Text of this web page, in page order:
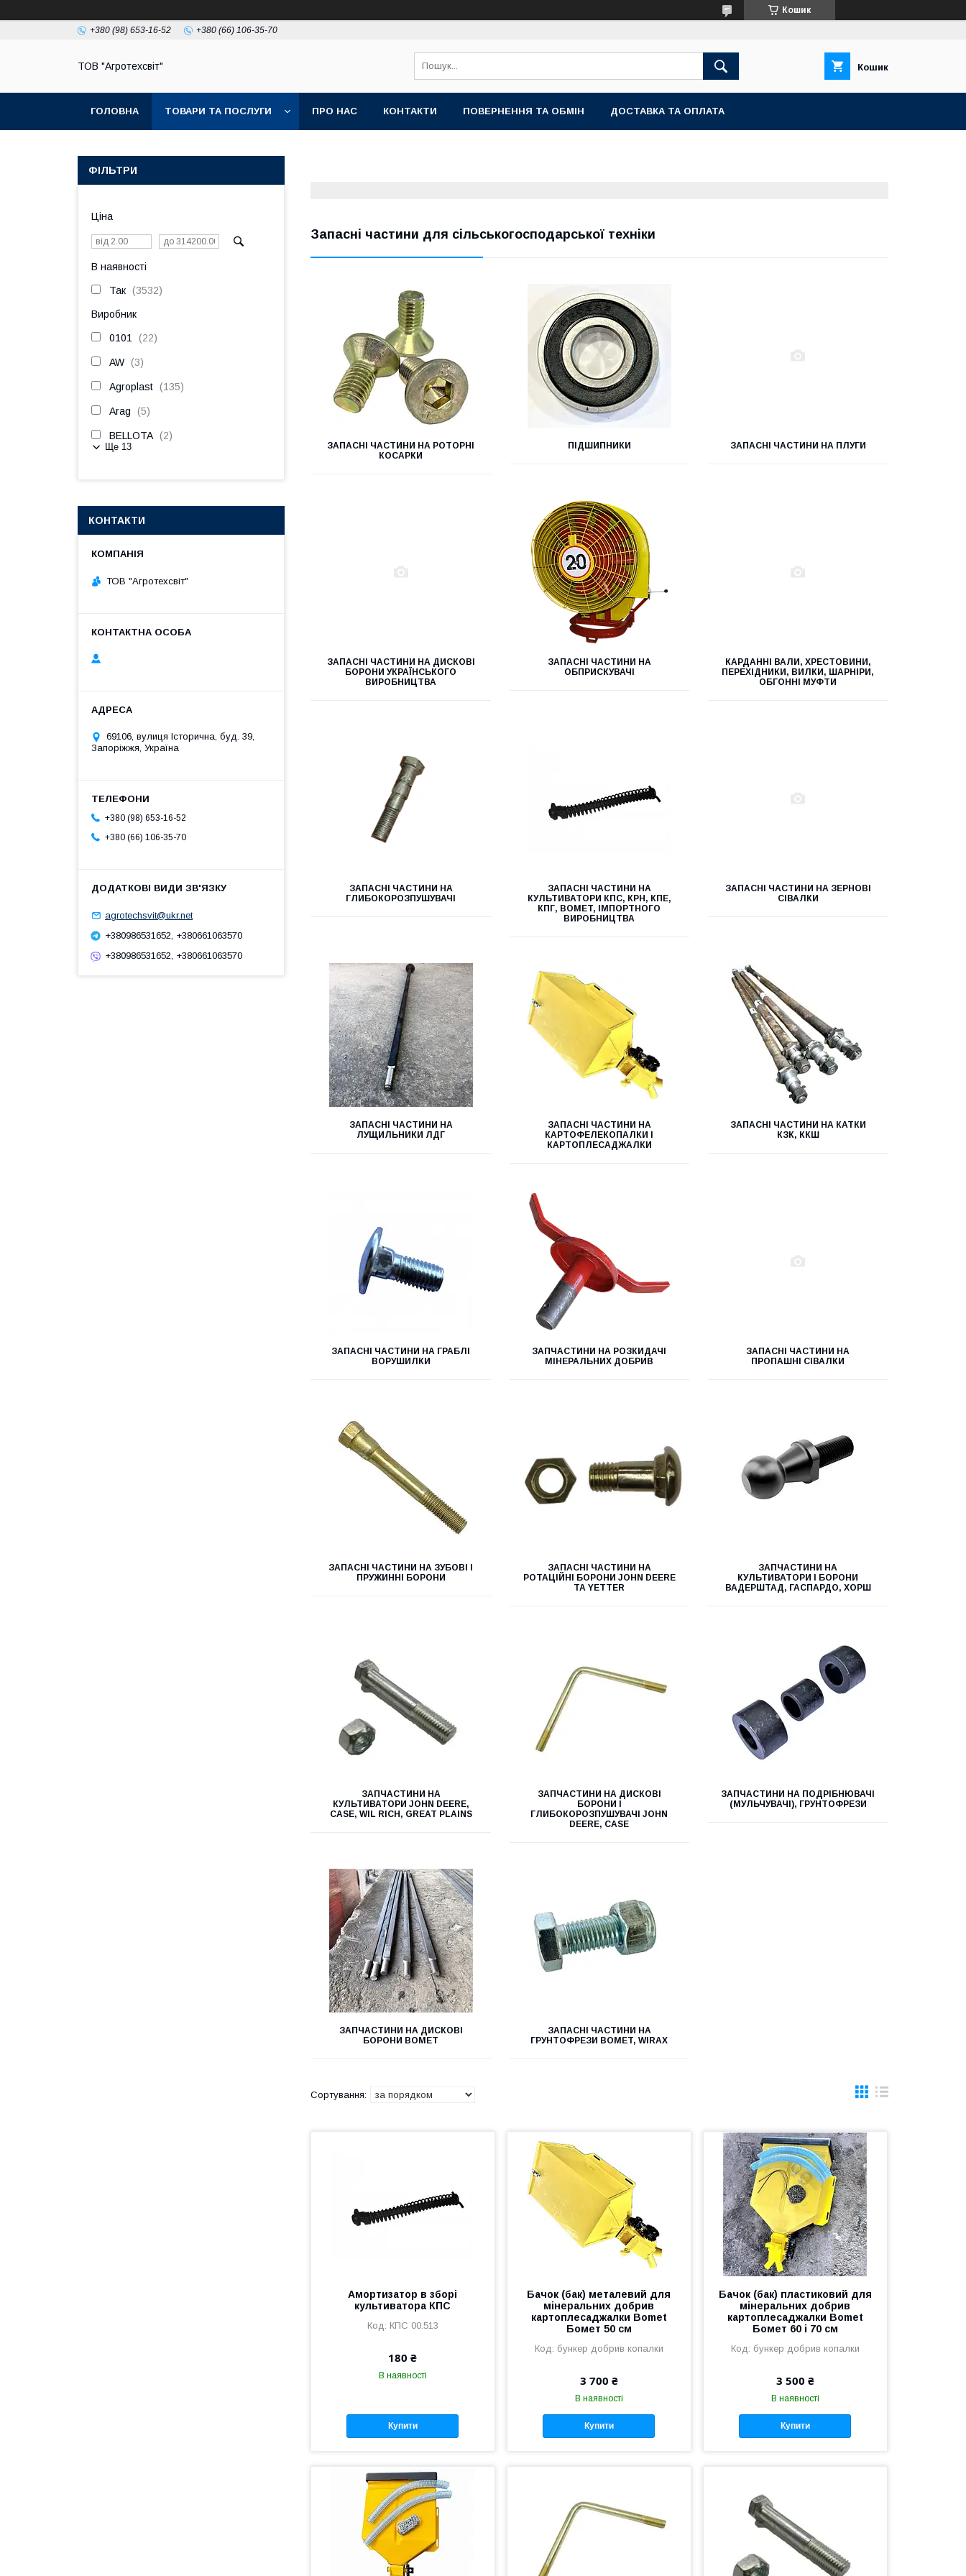
Кошик
+380 (98) 653-16-52 +380 (66) 106-35-70
ТОВ "Агротехсвіт" Кошик
ГОЛОВНА ТОВАРИ ТА ПОСЛУГИ ПРО НАС КОНТАКТИ ПОВЕРНЕННЯ ТА ОБМІН ДОСТАВКА ТА ОПЛАТА
Запасні частини для сільськогосподарської техніки
ЗАПАСНІ ЧАСТИНИ НА РОТОРНІ
КОСАРКИ
ПІДШИПНИКИ ЗАПАСНІ ЧАСТИНИ НА ПЛУГИ
ЗАПАСНІ ЧАСТИНИ НА ДИСКОВІ
БОРОНИ УКРАЇНСЬКОГО
ВИРОБНИЦТВА
ЗАПАСНІ ЧАСТИНИ НА
ОБПРИСКУВАЧІ
КАРДАННІ ВАЛИ, ХРЕСТОВИНИ,
ПЕРЕХІДНИКИ, ВИЛКИ, ШАРНІРИ,
ОБГОННІ МУФТИ
ЗАПАСНІ ЧАСТИНИ НА
ГЛИБОКОРОЗПУШУВАЧІ
ЗАПАСНІ ЧАСТИНИ НА
КУЛЬТИВАТОРИ КПС, КРН, КПЕ,
КПГ, BOMET, ІМПОРТНОГО
ВИРОБНИЦТВА
ЗАПАСНІ ЧАСТИНИ НА ЗЕРНОВІ
СІВАЛКИ
ЗАПАСНІ ЧАСТИНИ НА
ЛУЩИЛЬНИКИ ЛДГ
ЗАПАСНІ ЧАСТИНИ НА
КАРТОФЕЛЕКОПАЛКИ І
КАРТОПЛЕСАДЖАЛКИ
ЗАПАСНІ ЧАСТИНИ НА КАТКИ
КЗК, ККШ
ЗАПАСНІ ЧАСТИНИ НА ГРАБЛІ
ВОРУШИЛКИ
ЗАПЧАСТИНИ НА РОЗКИДАЧІ
МІНЕРАЛЬНИХ ДОБРИВ
ЗАПАСНІ ЧАСТИНИ НА
ПРОПАШНІ СІВАЛКИ
ЗАПАСНІ ЧАСТИНИ НА ЗУБОВІ І
ПРУЖИННІ БОРОНИ
ЗАПАСНІ ЧАСТИНИ НА
РОТАЦІЙНІ БОРОНИ JOHN DEERE
ТА YETTER
ЗАПЧАСТИНИ НА
КУЛЬТИВАТОРИ І БОРОНИ
ВАДЕРШТАД, ГАСПАРДО, ХОРШ
ЗАПЧАСТИНИ НА
КУЛЬТИВАТОРИ JOHN DEERE,
CASE, WIL RICH, GREAT PLAINS
ЗАПЧАСТИНИ НА ДИСКОВІ
БОРОНИ І
ГЛИБОКОРОЗПУШУВАЧІ JOHN
DEERE, CASE
ЗАПЧАСТИНИ НА ПОДРІБНЮВАЧІ
(МУЛЬЧУВАЧІ), ГРУНТОФРЕЗИ
ЗАПЧАСТИНИ НА ДИСКОВІ
БОРОНИ BOMET
ЗАПАСНІ ЧАСТИНИ НА
ГРУНТОФРЕЗИ BOMET, WIRAX
Амортизатор в зборі
культиватора КПС
КПС 00.513
180 ₴
В наявності
Купити
Бачок (бак) металевий для
мінеральних добрив
картоплесаджалки Bomet
Бомет 50 см
бункер добрив копалки
3 700 ₴
В наявності
Купити
Бачок (бак) пластиковий для
мінеральних добрив
картоплесаджалки Bomet
Бомет 60 і 70 см
бункер добрив копалки
3 500 ₴
В наявності
Купити
ФІЛЬТРИ
Ціна
В наявності
Так 3532
Виробник
0101 22
AW 3
Agroplast 135
Arag 5
BELLOTA 2
Ще 13
КОНТАКТИ
ТОВ "Агротехсвіт"
69106, вулиця Історична, буд. 39,
Запоріжжя, Україна
+380 (98) 653-16-52
+380 (66) 106-35-70
agrotechsvit@ukr.net
+380986531652, +380661063570
+380986531652, +380661063570